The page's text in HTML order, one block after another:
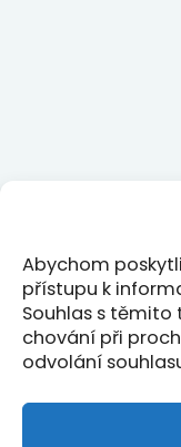
Abychom
přístupu k
Souhlas s
chování při
odvolání